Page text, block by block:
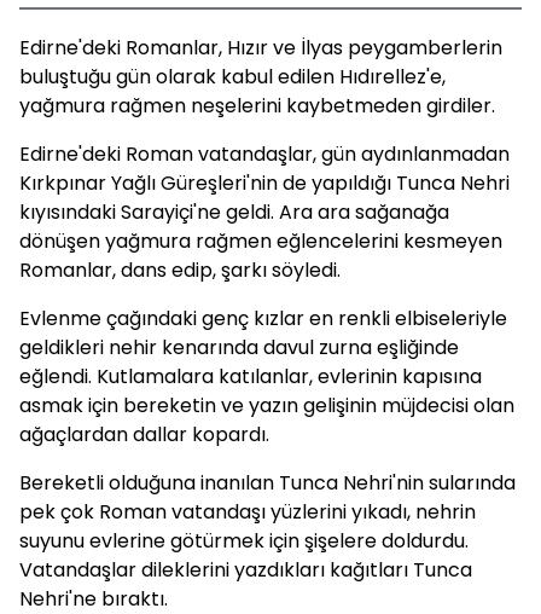
Edirne'deki Romanlar, Hızır ve İlyas peygamberlerin
buluştuğu gün olarak kabul edilen Hıdırellez'e,
yağmura rağmen neşelerini kaybetmeden girdiler.
Edirne'deki Roman vatandaşlar, gün aydınlanmadan
Kırkpınar Yağlı Güreşleri'nin de yapıldığı Tunca Nehri
kıyısındaki Sarayiçi'ne geldi. Ara ara sağanağa
dönüşen yağmura rağmen eğlencelerini kesmeyen
Romanlar, dans edip, şarkı söyledi.
Evlenme çağındaki genç kızlar en renkli elbiseleriyle
geldikleri nehir kenarında davul zurna eşliğinde
eğlendi. Kutlamalara katılanlar, evlerinin kapısına
asmak için bereketin ve yazın gelişinin müjdecisi olan
ağaçlardan dallar kopardı.
Bereketli olduğuna inanılan Tunca Nehri'nin sularında
pek çok Roman vatandaşı yüzlerini yıkadı, nehrin
suyunu evlerine götürmek için şişelere doldurdu.
Vatandaşlar dileklerini yazdıkları kağıtları Tunca
Nehri'ne bıraktı.